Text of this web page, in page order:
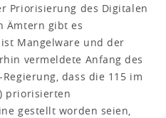
Priorisierung des Digitalen
Ämtern gibt es
Mangelware und der
vermeldete Anfang des
dass die 115 im
priorisierten
gestellt worden seien,